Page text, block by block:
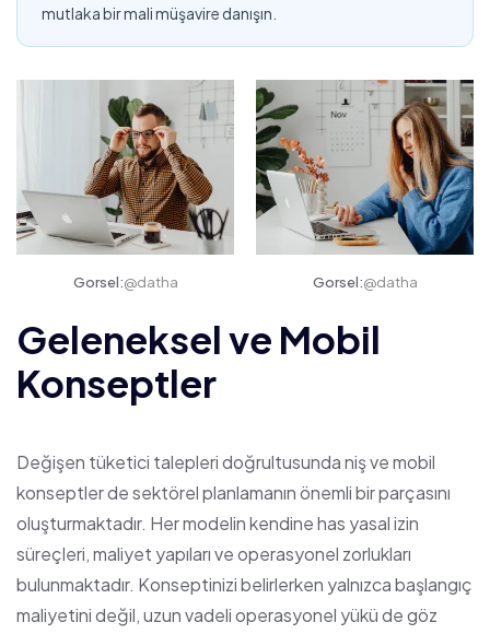
mutlaka bir mali müşavire danışın.
Gorsel:@datha Gorsel:@datha
Geleneksel ve Mobil
Konseptler
Değişen tüketici talepleri doğrultusunda niş ve mobil
konseptler de sektörel planlamanın önemli bir parçasını
oluşturmaktadır. Her modelin kendine has yasal izin
süreçleri, maliyet yapıları ve operasyonel zorlukları
bulunmaktadır. Konseptinizi belirlerken yalnızca başlangıç
maliyetini değil, uzun vadeli operasyonel yükü de göz